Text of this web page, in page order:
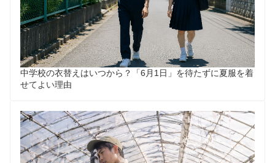
中学校の衣替えはいつから？「6月1日」を待たずに夏服を着
せてよい理由